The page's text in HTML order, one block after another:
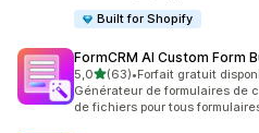
Built for Shopify
FormCRM AI Custom Form
5,0étoile(s) sur 5
(63)
63 avis au total
•Forfait gratuit
Générateur de formulaires de
de fichiers pour tous